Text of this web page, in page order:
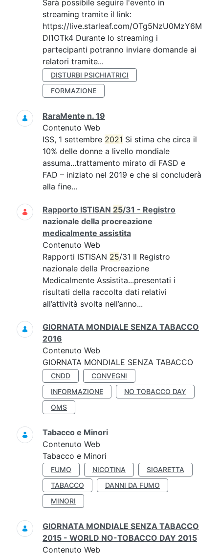
Sarà possibile seguire l'evento in
streaming tramite il link:
https://live.starleaf.com/OTg5NzU0MzY6M
DI1OTk4 Durante lo streaming i
partecipanti potranno inviare domande ai
relatori tramite...
DISTURBI PSICHIATRICI
FORMAZIONE
RaraMente n. 19
Contenuto Web
ISS, 1 settembre 2021 Si stima che circa il
10% delle donne a livello mondiale
assuma...trattamento mirato di FASD e
FAD – iniziato nel 2019 e che si concluderà
alla fine...
Rapporto ISTISAN 25/31 - Registro
nazionale della procreazione
medicalmente assistita
Contenuto Web
Rapporti ISTISAN 25/31 Il Registro
nazionale della Procreazione
Medicalmente Assistita...presentati i
risultati della raccolta dati relativi
all’attività svolta nell’anno...
GIORNATA MONDIALE SENZA TABACCO
2016
Contenuto Web
GIORNATA MONDIALE SENZA TABACCO
CNDD
CONVEGNI
INFORMAZIONE
NO TOBACCO DAY
OMS
Tabacco e Minori
Contenuto Web
Tabacco e Minori
FUMO NICOTINA
SIGARETTA
TABACCO
DANNI DA FUMO
MINORI
GIORNATA MONDIALE SENZA TABACCO
2015 - WORLD NO-TOBACCO DAY 2015
Contenuto Web